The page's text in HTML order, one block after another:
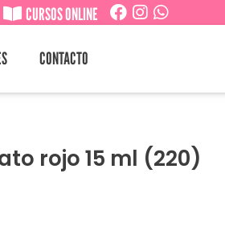
CURSOS ONLINE
CONTACTO
rojo 15 ml (220)